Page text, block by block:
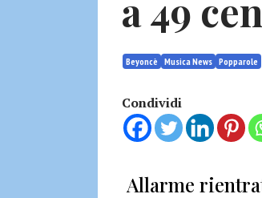
a 49
Beyoncè Musica News Popparole
Condividi
Allarme